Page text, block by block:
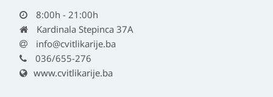
8:00h - 21:00h
Kardinala Stepinca 37A
info@cvitlikarije.ba
036/655-276
www.cvitlikarije.ba